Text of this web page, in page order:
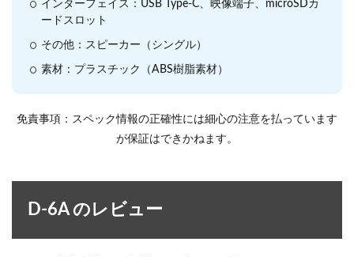
インターフェイス：USB Type-C、映像端子、microSDカ
ードスロット
その他：スピーカー（シングル）
素材：プラスチック（ABS樹脂素材）
免責事項：スペック情報の正確性には細心の注意を払っています
が保証はできかねます。
D-6A のレビュー